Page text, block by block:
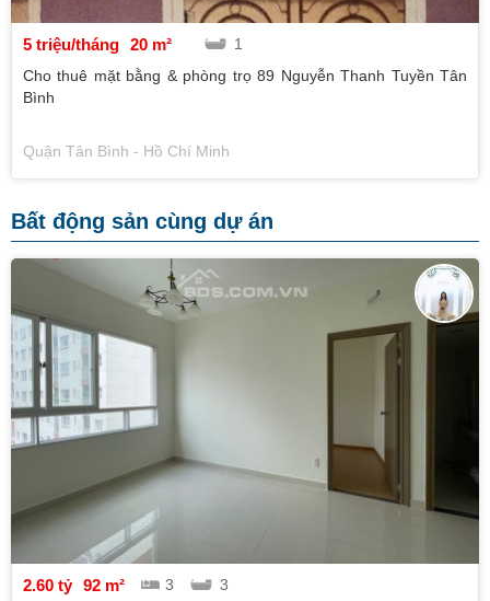
5 triệu/tháng 20 m²
1
Cho thuê mặt bằng & phòng trọ 89 Nguyễn Thanh Tuyền Tân
Bình
Quận Tân Bình - Hồ Chí Minh
Bất động sản cùng dự án
2.60 tỷ 92 m² 3
3